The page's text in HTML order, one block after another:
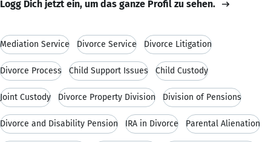
Logg Dich jetzt ein, um das ganze Profil zu sehen.
Mediation Service Divorce Service Divorce Litigation
Divorce Process Child Support Issues Child Custody
Joint Custody Divorce Property Division Division of Pensions
Divorce and Disability Pension IRA in Divorce Parental Alienation